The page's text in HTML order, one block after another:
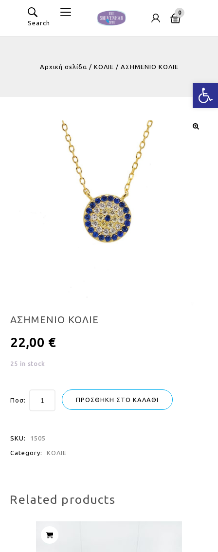
Search
0
Αρχική σελίδα / ΚΟΛΙΕ / ΑΣΗΜΕΝΙO ΚΟΛΙΕ
ΑΣΗΜΕΝΙO ΚΟΛΙΕ
22,00 €
25 in stock
Ποσ: ΠΡΟΣΘΉΚΗ ΣΤΟ ΚΑΛΆΘΙ
SKU: 1505
Category: ΚΟΛΙΕ
Related products